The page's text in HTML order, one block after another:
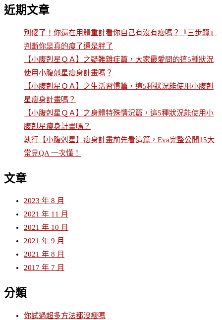
近期文章
別傻了！你還在用體重計看你自己有沒有瘦嗎？『三步驟』
判斷你是真的瘦了還是胖了
【小腹剋星ＱＡ】之疑難雜症篇，大家最愛問的這5種狀況
使用小腹剋星瘦身計畫嗎？
【小腹剋星ＱＡ】之生活習慣篇，這5種狀況能使用小腹剋
星瘦身計畫嗎？
【小腹剋星ＱＡ】之身體特殊情況篇，這5種狀況能使用小
腹剋星瘦身計畫嗎？
執行【小腹剋星】瘦身計畫前先看這篇，Eva完整公開15大
常見QA 一次懂！
文章
2023 年 8 月
2021 年 11 月
2021 年 10 月
2021 年 9 月
2021 年 8 月
2017 年 7 月
分類
你試過超多方法都沒瘦嗎